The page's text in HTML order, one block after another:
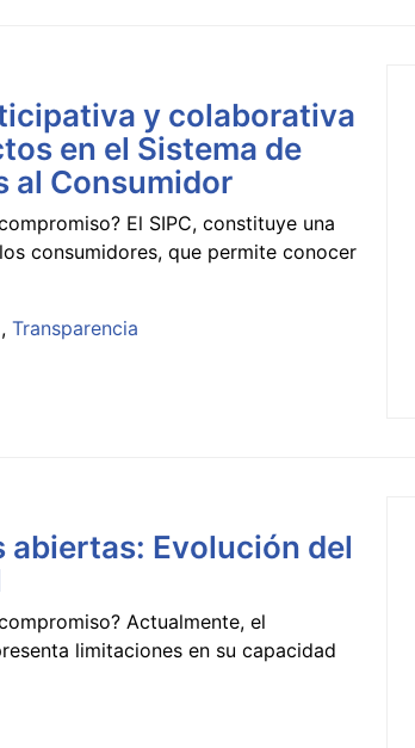
y colaborativa
en el Sistema de
al Consumidor
El SIPC, constituye una
consumidores, que permite conocer
Transparencia
Evolución del
Actualmente, el
limitaciones en su capacidad